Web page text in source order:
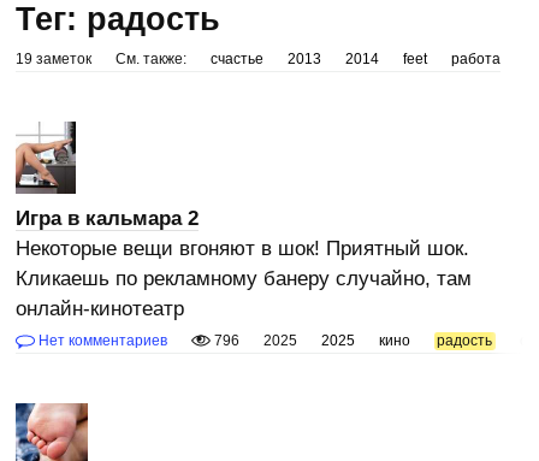
Тег: радость
19 заметок См. также: счастье 2013 2014 feet работа
Игра в кальмара 2
Некоторые вещи вгоняют в шок! Приятный шок.
Кликаешь по рекламному банеру случайно, там
онлайн-кинотеатр
Нет комментариев 796 2025 2025 кино радость